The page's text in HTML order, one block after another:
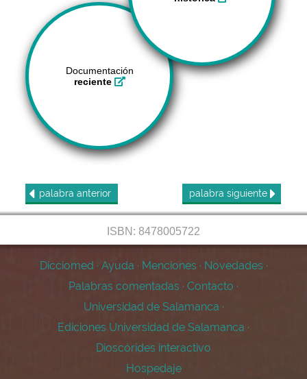
Documentación
reciente
palabra anterior palabra siguiente
ISBN: 8478005722
Dicciomed · Ayuda · Menciones · Novedades ·
Palabras comentadas · Contacto ·
Universidad de Salamanca ·
Ediciones Universidad de Salamanca ·
Dioscórides interactivo
Hospedaje